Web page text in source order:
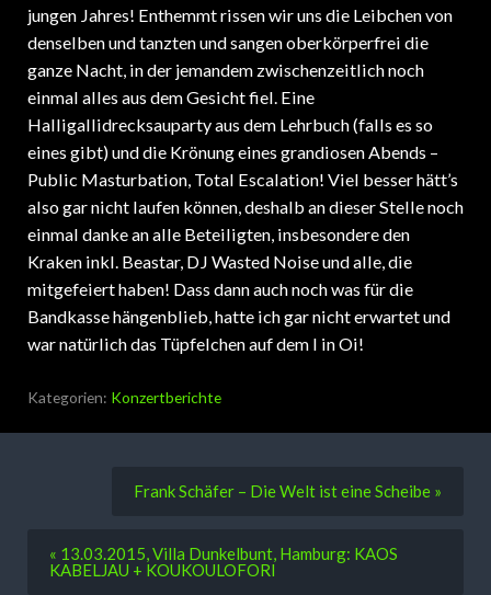
jungen Jahres! Enthemmt rissen wir uns die Leibchen von
denselben und tanzten und sangen oberkörperfrei die
ganze Nacht, in der jemandem zwischenzeitlich noch
einmal alles aus dem Gesicht fiel. Eine
Halligallidrecksauparty aus dem Lehrbuch (falls es so
eines gibt) und die Krönung eines grandiosen Abends –
Public Masturbation, Total Escalation! Viel besser hätt’s
also gar nicht laufen können, deshalb an dieser Stelle noch
einmal danke an alle Beteiligten, insbesondere den
Kraken inkl. Beastar, DJ Wasted Noise und alle, die
mitgefeiert haben! Dass dann auch noch was für die
Bandkasse hängenblieb, hatte ich gar nicht erwartet und
war natürlich das Tüpfelchen auf dem I in Oi!
Kategorien: Konzertberichte
Frank Schäfer – Die Welt ist eine Scheibe »
« 13.03.2015, Villa Dunkelbunt, Hamburg: KAOS
KABELJAU + KOUKOULOFORI